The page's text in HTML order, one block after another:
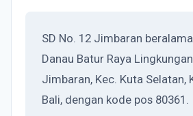
SD No. 12 Jimbaran
Danau Batur Raya
Jimbaran, Kec. Kuta Selatan,
Bali, dengan kode pos 80361.